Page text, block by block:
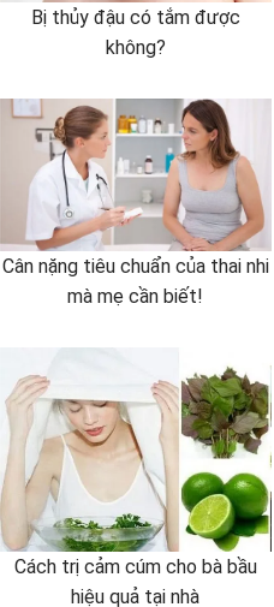
Bị thủy đậu có tắm được
không?
Cân nặng tiêu chuẩn của thai nhi
mà mẹ cần biết!
Cách trị cảm cúm cho bà bầu
hiệu quả tại nhà